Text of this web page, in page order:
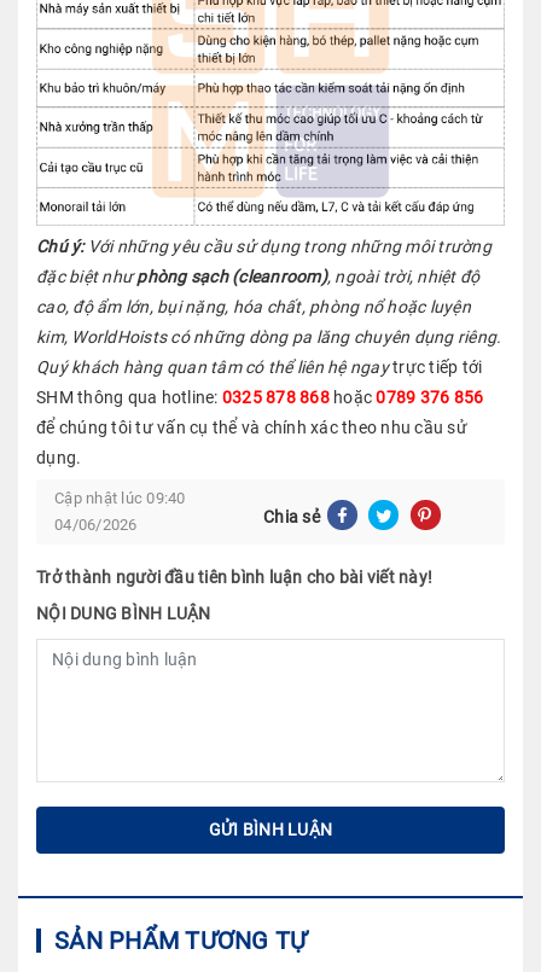
Chú ý:Với những yêu cầu sử dụng trong những môi trường
đặc biệt nhưphòng sạch (cleanroom), ngoài trời, nhiệt độ
cao, độ ẩm lớn, bụi nặng, hóa chất, phòng nổ hoặc luyện
kim, WorldHoists có những dòng pa lăng chuyên dụng riêng.
Quý khách hàng quan tâm có thể liên hệ ngaytrực tiếp tới
SHM thông qua hotline: 0325 878 868hoặc0789 376 856
để chúng tôi tư vấn cụ thể và chính xác theo nhu cầu sử
dụng.
Cập nhật lúc 09:40
04/06/2026
Chia sẻ
Trở thành người đầu tiên bình luận cho bài viết này!
NỘI DUNG BÌNH LUẬN
SẢN PHẨM TƯƠNG TỰ